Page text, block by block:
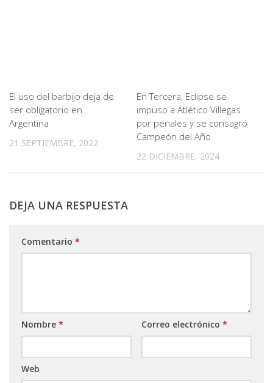
El uso del barbijo deja de
ser obligatorio en
Argentina
21 SEPTIEMBRE, 2022
En Tercera, Eclipse se
impuso a Atlético Villegas
por penales y se consagró
Campeón del Año
22 DICIEMBRE, 2024
DEJA UNA RESPUESTA
Comentario *
Nombre * Correo electrónico *
Web